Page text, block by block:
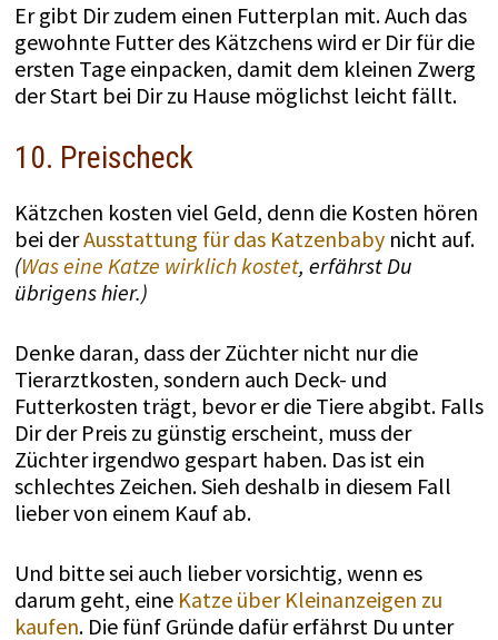
Er gibt Dir zudem einen Futterplan mit. Auch das
gewohnte Futter des Kätzchens wird er Dir für die
ersten Tage einpacken, damit dem kleinen Zwerg
der Start bei Dir zu Hause möglichst leicht fällt.
10. Preischeck
Kätzchen kosten viel Geld, denn die Kosten hören
bei derAusstattung für das Katzenbabynicht auf.
(Was eine Katze wirklich kostet, erfährst Du
übrigens hier.)
Denke daran, dass der Züchter nicht nur die
Tierarztkosten, sondern auch Deck- und
Futterkosten trägt, bevor er die Tiere abgibt. Falls
Dir der Preis zu günstig erscheint, muss der
Züchter irgendwo gespart haben. Das ist ein
schlechtes Zeichen. Sieh deshalb in diesem Fall
lieber von einem Kauf ab.
Und bitte sei auch lieber vorsichtig, wenn es
darum geht, eine Katze über Kleinanzeigen zu
kaufen. Die fünf Gründe dafür erfährst Du unter